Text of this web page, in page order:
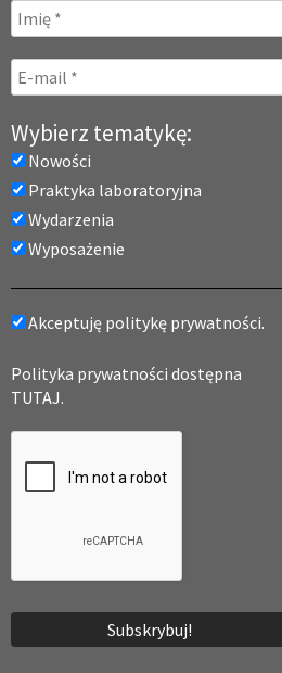
Wybierz tematykę:
Nowości
Praktyka laboratoryjna
Wydarzenia
Wyposażenie
Akceptuję politykę prywatności.
Polityka prywatności dostępna
TUTAJ.